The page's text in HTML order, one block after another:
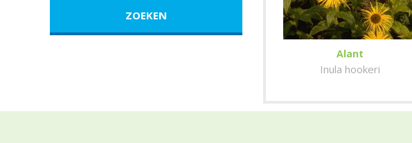
Alant
Inula hookeri